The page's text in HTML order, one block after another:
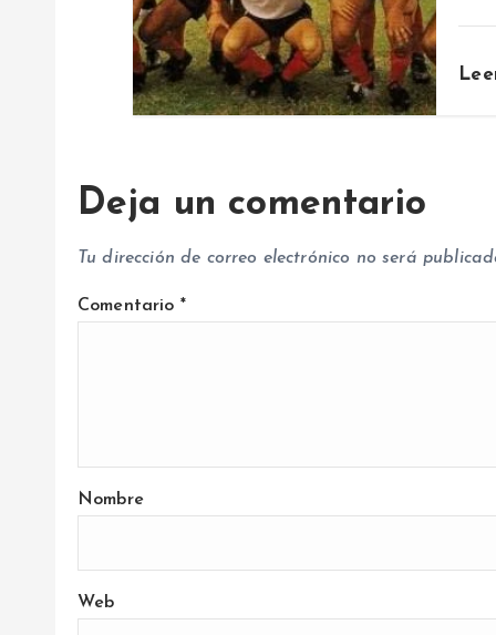
a
d
a
Deja un comentario
Tu dirección de correo electrónico no será
Comentario *
Nombre
Web